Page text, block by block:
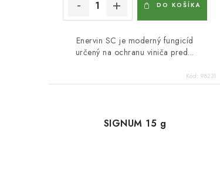
DO KOŠÍKA
Enervin SC je moderný fungicíd
určený na ochranu viniča pred...
Kód: 98231
SIGNUM 15 g